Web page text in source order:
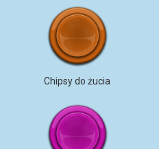
Chipsy do żucia